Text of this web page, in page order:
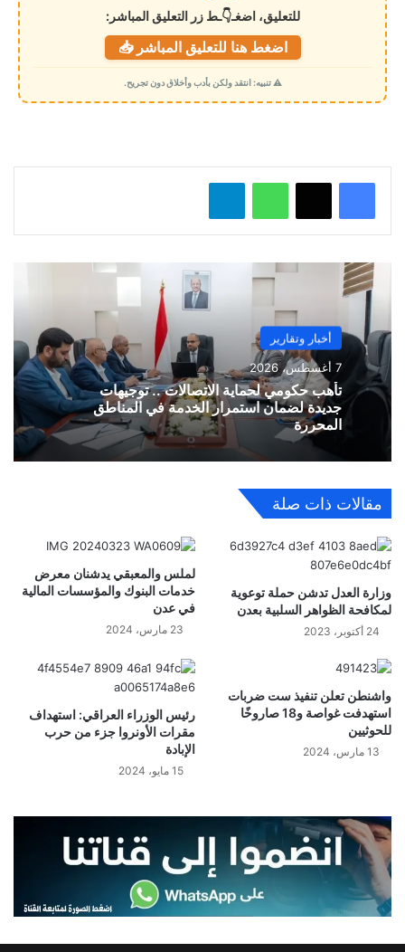
م
ي
للتعليق، اضغـ👇ـط زر التعليق المباشر:
اضغط هنا للتعليق المباشر 📥
⚠️ تنبيه: انتقد ولكن بأدب وأخلاق دون تجريح.
واتساب
أخبار وتقارير
7 أغسطس، 2026
تأهب حكومي لحماية الاتصالات .. توجيهات
جديدة لضمان استمرار الخدمة في المناطق
المحررة
مقالات ذات صلة
وزارة العدل تدشن حملة توعوية
لمكافحة الظواهر السلبية بعدن
24 أكتوبر، 2023
لملس والمعبقي يدشنان معرض
خدمات البنوك والمؤسسات المالية
في عدن
23 مارس، 2024
واشنطن تعلن تنفيذ ست ضربات
استهدفت غواصة و18 صاروخًا
للحوثيين
13 مارس، 2024
رئيس الوزراء العراقي: استهداف
مقرات الأونروا جزء من حرب
الإبادة
15 مايو، 2024